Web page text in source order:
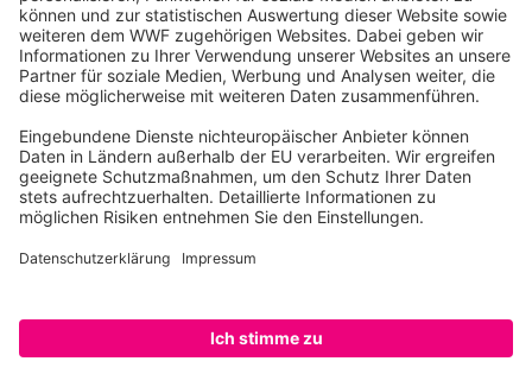
Registriert als Stiftung WWF Deutschland, Senatsverwaltung für
Justiz Berlin, Az: 3416/976/2
Umsatzsteuer-Identifikationsnummer: DE 114236103
Freistellungsbescheid: Als gemeinnützige Körperschaft befreit
von der Körperschaftssteuer gem. §5 I 9 KStg. unter der
Steuernummer 27/641/09321